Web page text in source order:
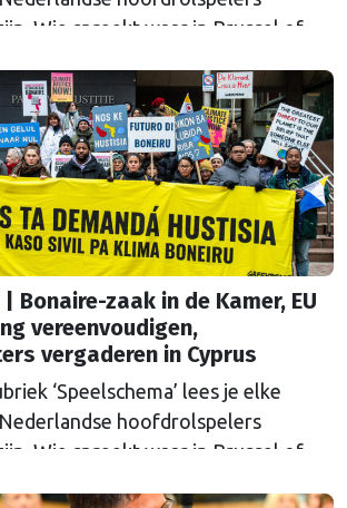
Wie spreekt waar in Brussel of
Bonaire-zaak in de Kamer, EU
vereenvoudigen,
vergaderen in Cyprus
‘Speelschema’ lees je elke
hoofdrolspelers
Wie spreekt waar in Brussel of